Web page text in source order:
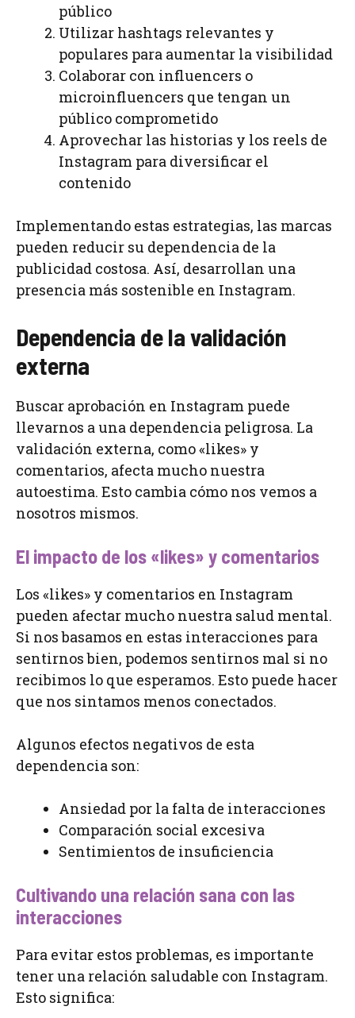
público
Utilizar hashtags relevantes y
populares para aumentar la visibilidad
Colaborar con influencers o
microinfluencers que tengan un
público comprometido
Aprovechar las historias y los reels de
Instagram para diversificar el
contenido
Implementando estas estrategias, las marcas
pueden reducir su dependencia de la
publicidad costosa. Así, desarrollan una
presencia más sostenible en Instagram.
Dependencia de la validación
externa
Buscar aprobación en Instagram puede
llevarnos a una dependencia peligrosa. La
validación externa, como «likes» y
comentarios, afecta mucho nuestra
autoestima. Esto cambia cómo nos vemos a
nosotros mismos.
El impacto de los «likes» y comentarios
Los «likes» y comentarios en Instagram
pueden afectar mucho nuestra salud mental.
Si nos basamos en estas interacciones para
sentirnos bien, podemos sentirnos mal si no
recibimos lo que esperamos. Esto puede hacer
que nos sintamos menos conectados.
Algunos efectos negativos de esta
dependencia son:
Ansiedad por la falta de interacciones
Comparación social excesiva
Sentimientos de insuficiencia
Cultivando una relación sana con las
interacciones
Para evitar estos problemas, es importante
tener una relación saludable con Instagram.
Esto significa: